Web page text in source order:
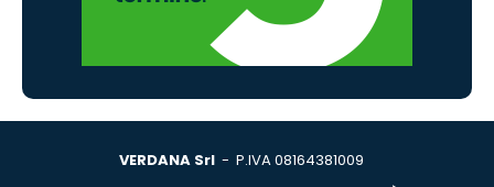
VERDANA Srl - P.IVA 08164381009